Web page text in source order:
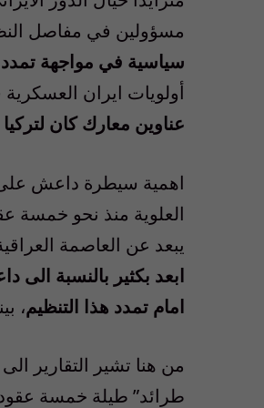
مسؤولين في مفاصل
سياسية في مواجهة
أولويات ايران
عناوين معارك كان
اهمية سيطرة داعش على
العلوية منذ نحو خمسة
يبعد عن العاصمة العراقية بغداد 70 كلم، يبعد عن
امام تمدد هذا التنظيم،
من هنا تشير التقارير
طرائد” طيلة خمسة